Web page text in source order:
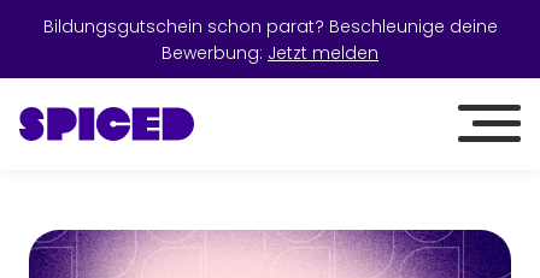
Bildungsgutschein schon parat? Beschleunige deine
Bewerbung: Jetzt melden